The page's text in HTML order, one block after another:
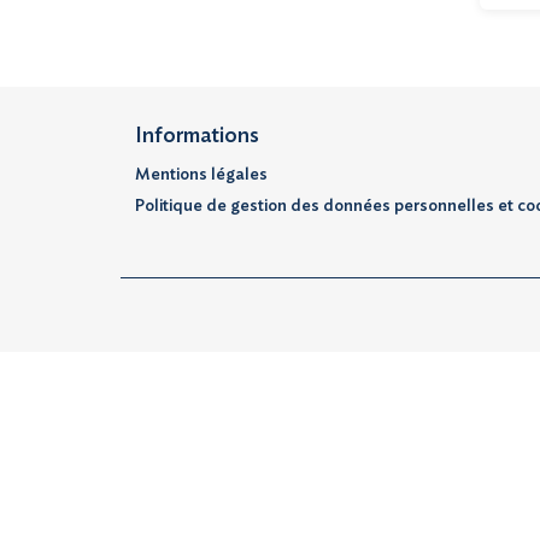
Informations
Mentions légales
Politique de gestion des données personnelles et